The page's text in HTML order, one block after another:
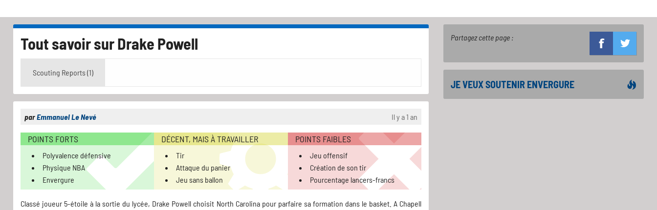
Tout savoir surDrake Powell
Scouting Reports (1)
parEmmanuel Le Nevé Il y a 1 an
POINTS FORTS
Polyvalence défensive
Physique NBA
Envergure
DÉCENT, MAIS À TRAVAILLER
Tir
Attaque du panier
Jeu sans ballon
POINTS FAIBLES
Jeu offensif
Création de son tir
Pourcentage lancers-francs
Classé joueur 5-étoile à la sortie du lycée, Drake Powell choisit North Carolina pour parfaire sa formation dans le basket. A Chapell
Partagez cette page :
JE VEUX SOUTENIR ENVERGURE